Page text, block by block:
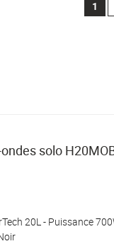
1
solo
20L - Puissance